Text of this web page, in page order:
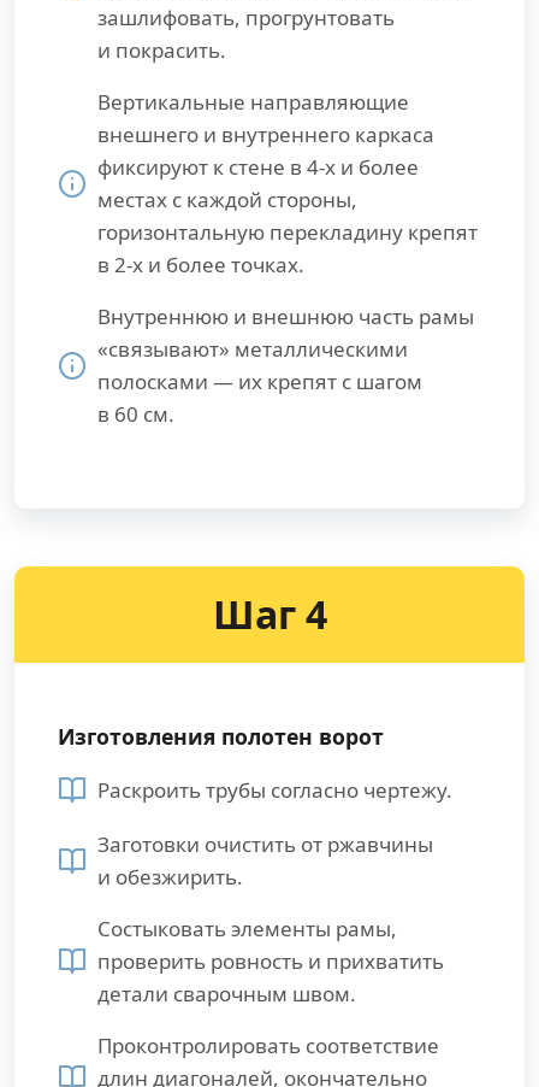
зашлифовать, прогрунтовать
и покрасить.
Вертикальные направляющие
внешнего и внутреннего каркаса
фиксируют к стене в 4-х и более
местах с каждой стороны,
горизонтальную перекладину крепят
в 2-х и более точках.
Внутреннюю и внешнюю часть рамы
«связывают» металлическими
полосками — их крепят с шагом
в 60 см.
Шаг 4
Изготовления полотен ворот
Раскроить трубы согласно чертежу.
Заготовки очистить от ржавчины
и обезжирить.
Состыковать элементы рамы,
проверить ровность и прихватить
детали сварочным швом.
Проконтролировать соответствие
длин диагоналей, окончательно